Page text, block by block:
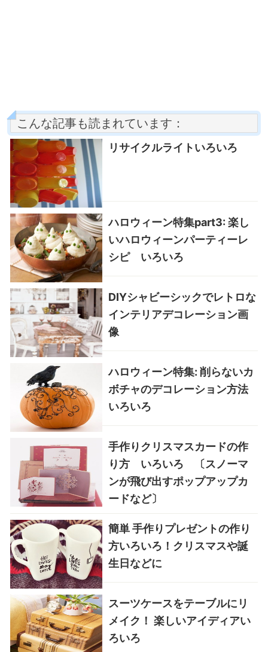
こんな記事も読まれています：
リサイクルライトいろいろ
ハロウィーン特集part3: 楽し
いハロウィーンパーティーレ
シピ いろいろ
DIYシャビーシックでレトロな
インテリアデコレーション画
像
ハロウィーン特集: 削らないカ
ボチャのデコレーション方法
いろいろ
手作りクリスマスカードの作
り方 いろいろ 〔スノーマ
ンが飛び出すポップアップカ
ードなど〕
簡単 手作りプレゼントの作り
方いろいろ！クリスマスや誕
生日などに
スーツケースをテーブルにリ
メイク！ 楽しいアイディアい
ろいろ